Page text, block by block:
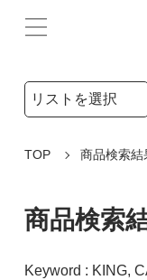
検索リストの選択
TOP 商品検索結
商品検索
Keyword : KING,